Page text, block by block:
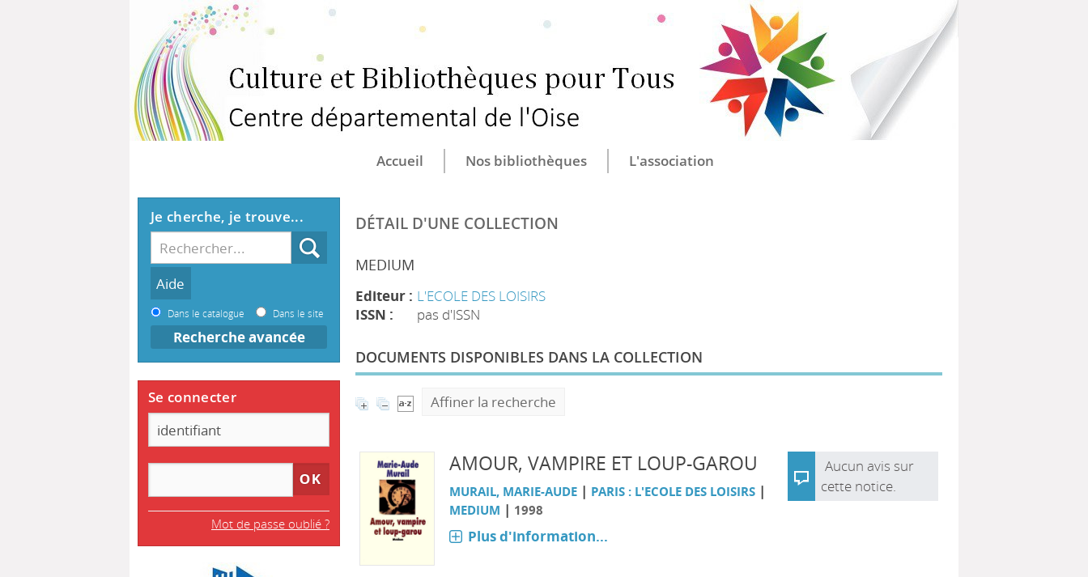
CULTURE ET BIBLIOTHÈQUES POUR TOUS
CENTRE DÉPARTEMENTAL DE L'OISE
Accueil Nos bibliothèques L'association
DÉTAIL D'UNE COLLECTION
MEDIUM
Editeur : L'ECOLE DES LOISIRS
ISSN :
pas d'ISSN
DOCUMENTS DISPONIBLES DANS LA COLLECTION
Affiner la recherche
AMOUR, VAMPIRE ET LOUP-GAROU
MURAIL, MARIE-AUDE | PARIS : L'ECOLE DES LOISIRS|
MEDIUM | 1998
Plus d'information...
Aucun avis sur
cette notice.
Je cherche, je trouve...
Dans le catalogue Dans le site
Recherche avancée
Se connecter
Mot de passe oublié ?